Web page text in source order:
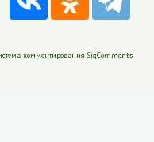
комментирования SigComments